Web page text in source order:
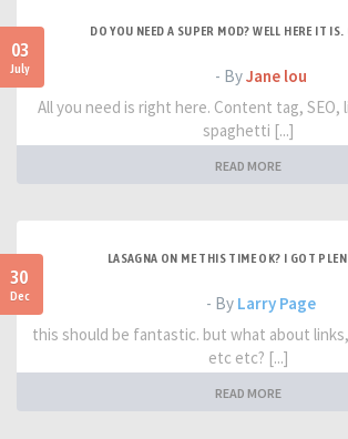
03
July
DO YOU NEED A SUPER MOD? WELL HERE IT
- ByJane lou
All you need is right here. Content tag, SEO,
spaghetti [...]
READ MORE
30
Dec
LASAGNA ON ME THIS TIME OK? I GOT
- By Larry Page
this should be fantastic. but what about
etc etc? [...]
READ MORE